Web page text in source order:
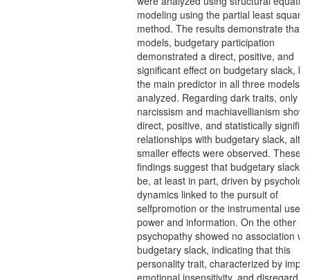
modeling using the partial least
method. The results demonstrate that,
models, budgetary participation
demonstrated a direct, positive, and
significant effect on budgetary slack,
the main predictor in all three models
analyzed. Regarding dark traits, only
narcissism and machiavellianism
direct, positive, and statistically
relationships with budgetary slack,
smaller effects were observed. These
findings suggest that budgetary slack
be, at least in part, driven by
dynamics linked to the pursuit of
selfpromotion or the instrumental use
power and information. On the other
psychopathy showed no association
budgetary slack, indicating that this
personality trait, characterized by
emotional insensitivity, and disregard